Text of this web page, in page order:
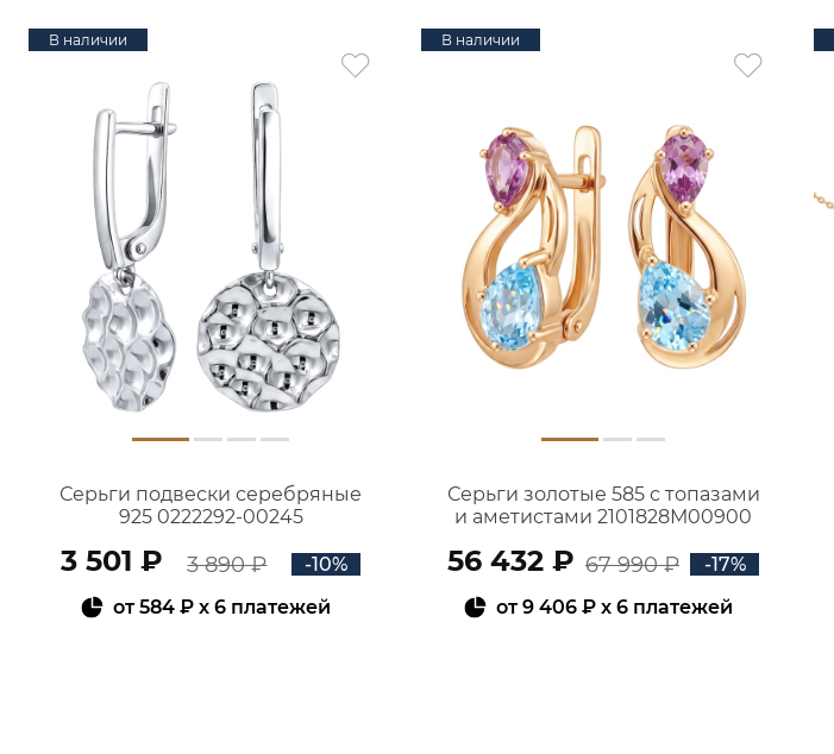
В наличии
Серьги подвески серебряные
925 0222292-00245
3 501 ₽ 3 890 ₽
-10%
от584 ₽ x 6 платежей
В наличии
Серьги золотые 585 с топазами
и аметистами 2101828М00900
56 432 ₽ 67 990 ₽
-17%
от9 406 ₽ x 6 платежей